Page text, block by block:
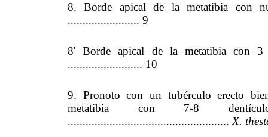
8. Borde apical de la metatibia con
........................ 9
8' Borde apical de la metatibia con 3
......................... 10
9. Pronoto con un tubérculo erecto
metatibia con 7-8
......................................................X.